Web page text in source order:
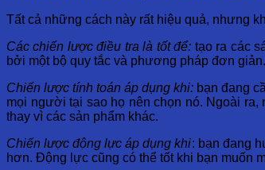
Tất cả những cách này rất hiệu quả, nhưng
Các chiến lược điều tra là tốt để: tạo ra các
bởi một bộ quy tắc và phương pháp đơn giản.
Chiến lược tính toán áp dụng khi: bạn đang
mọi người tại sao họ nên chọn nó. Ngoài ra,
thay vì các sản phẩm khác.
Chiến lược động lực áp dụng khi: bạn đang
hơn. Động lực cũng có thể tốt khi bạn muốn